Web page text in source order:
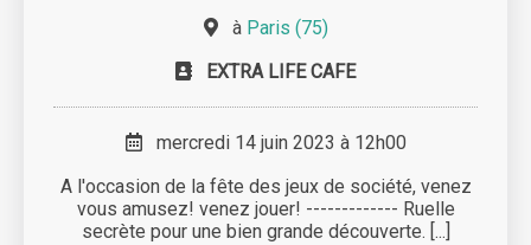
à Paris (75)
EXTRA LIFE CAFE
mercredi 14 juin 2023 à 12h00
A l'occasion de la fête des jeux de société, venez
vous amusez! venez jouer! ------------- Ruelle
secrète pour une bien grande découverte. [...]